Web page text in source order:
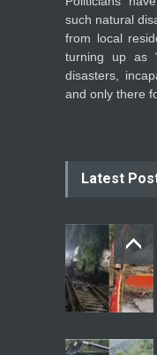
such natural
from local
turning up as
disasters,
and only there
Latest